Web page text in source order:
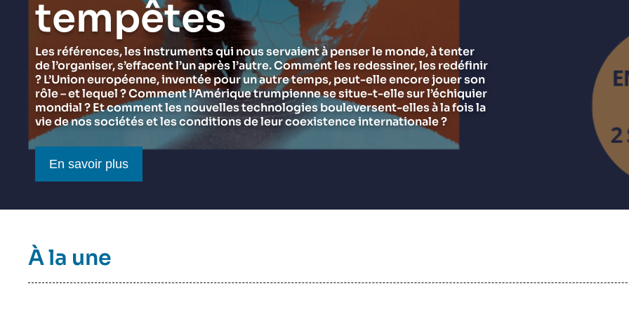
Think tank : notre définition
Partenariats et réseaux
Nous soutenir en tant que professionnel
Chercheurs
Ramses
Politique étrangère
Podcast
Proche-Orient
Intelligence artificielle
Guerre en Ukraine
OTAN
Asie et Indo-Pacifique
Europe
Russie - Eurasie
Afrique du Nord et Moyen-Orient
du Ramses 2027
Jeudi 17 septembre 2026 17:30
tempêtes
Les références, les instruments qui nous servaient à penser le monde, à tenter
de l’organiser, s’effacent l’un après l’autre. Comment les redessiner, les redéfinir
? L’Union européenne, inventée pour un autre temps, peut-elle encore jouer son
rôle – et lequel ? Comment l’Amérique trumpienne se situe-t-elle sur l’échiquier
mondial ? Et comment les nouvelles technologies bouleversent-elles à la fois la
vie de nos sociétés et les conditions de leur coexistence internationale ?
Bouton CTA
En savoir plus
Titre
bloc
À la une